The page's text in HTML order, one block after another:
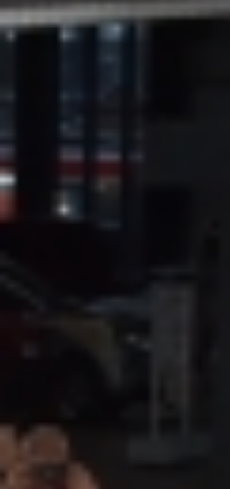
Verwaltung
Prävention
Pfarreirat
Hinweisgeberschutz
St. Margaretha